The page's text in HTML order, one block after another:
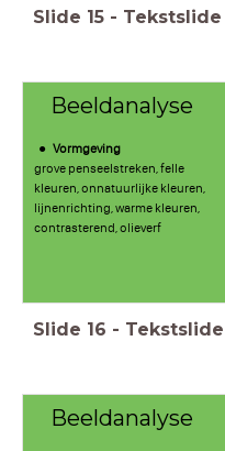
Slide 15 - Tekstslide
Beeldanalyse
Vormgeving
grove penseelstreken, felle
kleuren, onnatuurlijke kleuren,
lijnenrichting, warme kleuren,
contrasterend, olieverf
Slide 16 - Tekstslide
Beeldanalyse